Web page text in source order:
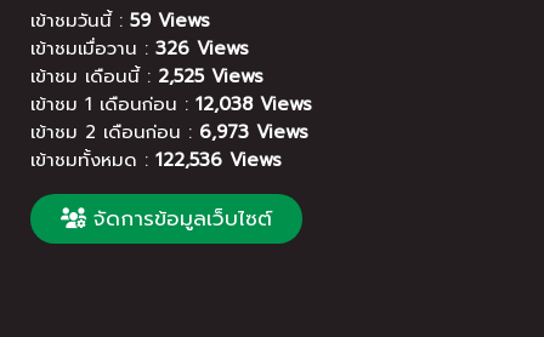
เข้าชมวันนี้ : 59 Views
เข้าชมเมื่อวาน : 326 Views
เข้าชม เดือนนี้ : 2,525 Views
เข้าชม 1 เดือนก่อน : 12,038 Views
เข้าชม 2 เดือนก่อน : 6,973 Views
เข้าชมทั้งหมด : 122,536 Views
จัดการข้อมูลเว็บไซต์